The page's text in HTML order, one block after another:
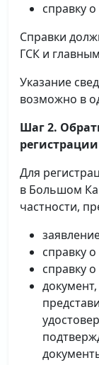
справку
Справки
ГСК и
Указание
возможно в
Шаг 2.
Для
в Большом
частности,
справку
справку